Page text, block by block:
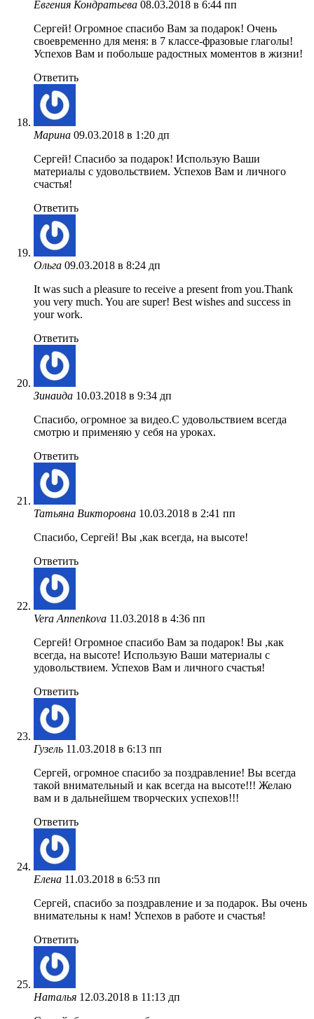
Евгения Кондратьева 08.03.2018 в 6:44 пп
Сергей! Огромное спасибо Вам за подарок! Очень
своевременно для меня: в 7 классе-фразовые глаголы!
Успехов Вам и побольше радостных моментов в жизни!
Ответить
Марина 09.03.2018 в 1:20 дп
Сергей! Спасибо за подарок! Использую Ваши
материалы с удовольствием. Успехов Вам и личного
счастья!
Ответить
Ольга 09.03.2018 в 8:24 дп
It was such a pleasure to receive a present from you.Thank
you very much. You are super! Best wishes and success in
your work.
Ответить
Зинаида 10.03.2018 в 9:34 дп
Спасибо, огромное за видео.С удовольствием всегда
смотрю и применяю у себя на уроках.
Ответить
Татьяна Викторовна 10.03.2018 в 2:41 пп
Спасибо, Сергей! Вы ,как всегда, на высоте!
Ответить
Vera Annenkova 11.03.2018 в 4:36 пп
Сергей! Огромное спасибо Вам за подарок! Вы ,как
всегда, на высоте! Использую Ваши материалы с
удовольствием. Успехов Вам и личного счастья!
Ответить
Гузель 11.03.2018 в 6:13 пп
Сергей, огромное спасибо за поздравление! Вы всегда
такой внимательный и как всегда на высоте!!! Желаю
вам и в дальнейшем творческих успехов!!!
Ответить
Елена 11.03.2018 в 6:53 пп
Сергей, спасибо за поздравление и за подарок. Вы очень
внимательны к нам! Успехов в работе и счастья!
Ответить
Наталья 12.03.2018 в 11:13 дп